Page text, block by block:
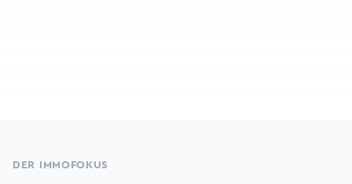
DER IMMOFOKUS